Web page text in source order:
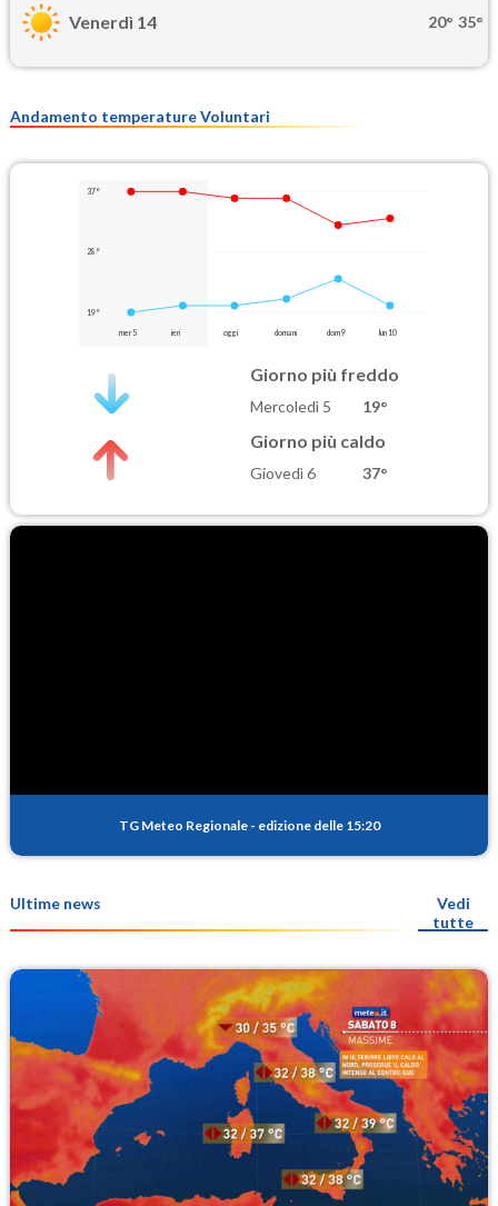
Venerdì 14 20° 35°
Andamento temperature Voluntari
37°
28°
19°
mer 5 ieri oggi domani dom 9 lun 10
Giorno più freddo
Mercoledì 5 19°
Giorno più caldo
Giovedì 6 37°
TG Meteo Regionale - edizione delle 15:20
Ultime news
Vedi
tutte